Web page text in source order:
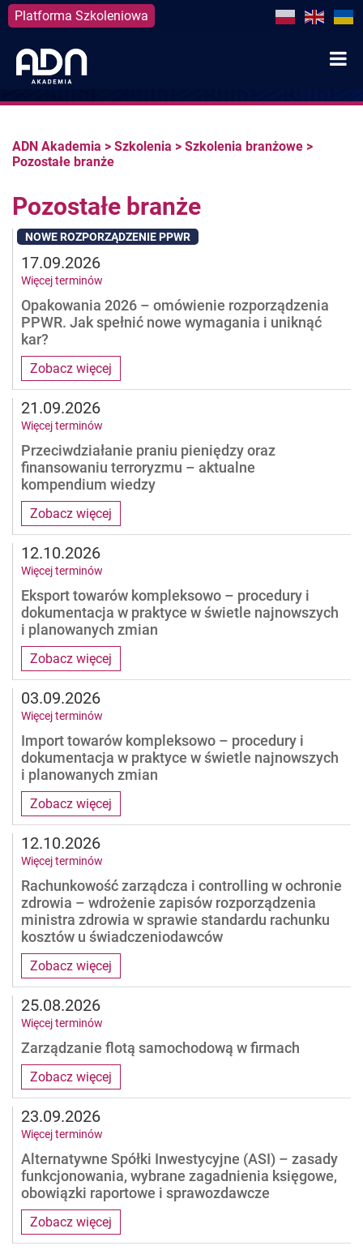
Platforma Szkoleniowa
content
ADN Akademia > Szkolenia > Szkolenia branżowe >
Pozostałe branże
Pozostałe branże
NOWE ROZPORZĄDZENIE PPWR
Zobacz więcej
Opakowania 2026 – omówienie rozporządzenia
PPWR. Jak spełnić nowe wymagania i uniknąć
kar?
17.09.2026
Więcej terminów
Zobacz więcej
Przeciwdziałanie praniu pieniędzy oraz
finansowaniu terroryzmu – aktualne
kompendium wiedzy
21.09.2026
Więcej terminów
Zobacz więcej
Eksport towarów kompleksowo – procedury i
dokumentacja w praktyce w świetle najnowszych
i planowanych zmian
12.10.2026
Więcej terminów
Zobacz więcej
Import towarów kompleksowo – procedury i
dokumentacja w praktyce w świetle najnowszych
i planowanych zmian
03.09.2026
Więcej terminów
Zobacz więcej
Rachunkowość zarządcza i controlling w ochronie
zdrowia – wdrożenie zapisów rozporządzenia
ministra zdrowia w sprawie standardu rachunku
kosztów u świadczeniodawców
12.10.2026
Więcej terminów
Zobacz więcej
Zarządzanie flotą samochodową w firmach
25.08.2026
Więcej terminów
Zobacz więcej
Alternatywne Spółki Inwestycyjne (ASI) – zasady
funkcjonowania, wybrane zagadnienia księgowe,
obowiązki raportowe i sprawozdawcze
23.09.2026
Więcej terminów